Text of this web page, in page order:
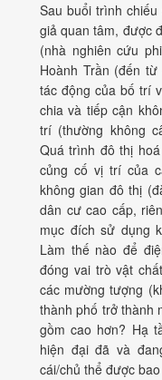
Sau buổi trình
giả quan tâm, được
(nhà nghiên cứu
Hoành Trần (đến
tác động của bố trí
chia và tiếp cận
trí (thường không
Quá trình đô thị
củng cố vị trí của
không gian đô thị
dân cư cao cấp,
mục đích sử dụng
Làm thế nào để
đóng vai trò vật
các mường tượng
thành phố trở thành
gồm cao hơn? Hạ
hiện đại đã và
cái/chủ thể được